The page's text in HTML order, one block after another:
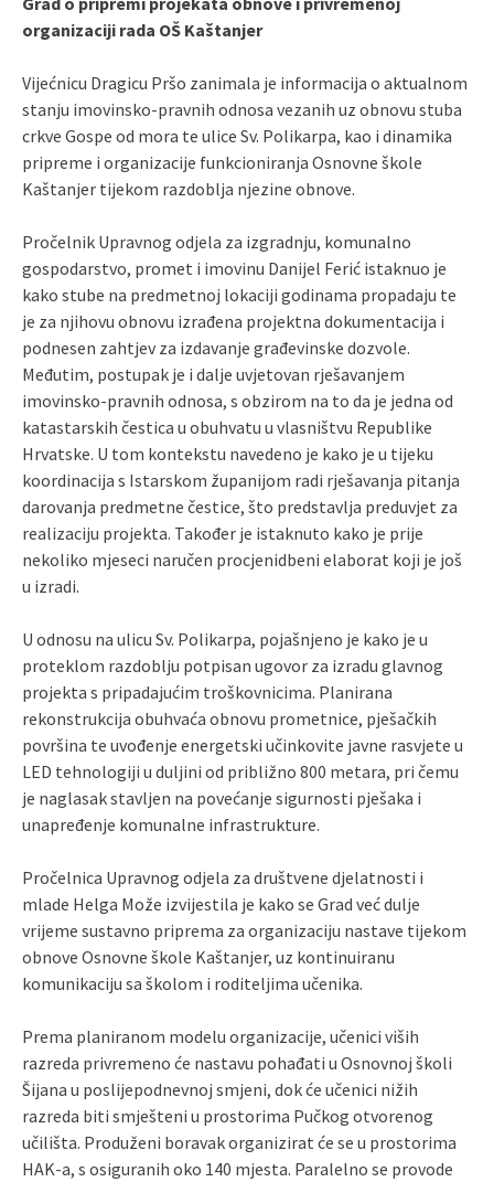
organizaciji rada OŠ Kaštanjer
Vijećnicu Dragicu Pršo zanimala je informacija o aktualnom
stanju imovinsko-pravnih odnosa vezanih uz obnovu stuba
crkve Gospe od mora te ulice Sv. Polikarpa, kao i dinamika
pripreme i organizacije funkcioniranja Osnovne škole
Kaštanjer tijekom razdoblja njezine obnove.
Pročelnik Upravnog odjela za izgradnju, komunalno
gospodarstvo, promet i imovinu Danijel Ferić istaknuo je
kako stube na predmetnoj lokaciji godinama propadaju te
je za njihovu obnovu izrađena projektna dokumentacija i
podnesen zahtjev za izdavanje građevinske dozvole.
Međutim, postupak je i dalje uvjetovan rješavanjem
imovinsko-pravnih odnosa, s obzirom na to da je jedna od
katastarskih čestica u obuhvatu u vlasništvu Republike
Hrvatske. U tom kontekstu navedeno je kako je u tijeku
koordinacija s Istarskom županijom radi rješavanja pitanja
darovanja predmetne čestice, što predstavlja preduvjet za
realizaciju projekta. Također je istaknuto kako je prije
nekoliko mjeseci naručen procjenidbeni elaborat koji je još
u izradi.
U odnosu na ulicu Sv. Polikarpa, pojašnjeno je kako je u
proteklom razdoblju potpisan ugovor za izradu glavnog
projekta s pripadajućim troškovnicima. Planirana
rekonstrukcija obuhvaća obnovu prometnice, pješačkih
površina te uvođenje energetski učinkovite javne rasvjete u
LED tehnologiji u duljini od približno 800 metara, pri čemu
je naglasak stavljen na povećanje sigurnosti pješaka i
unapređenje komunalne infrastrukture.
Pročelnica Upravnog odjela za društvene djelatnosti i
mlade Helga Može izvijestila je kako se Grad već dulje
vrijeme sustavno priprema za organizaciju nastave tijekom
obnove Osnovne škole Kaštanjer, uz kontinuiranu
komunikaciju sa školom i roditeljima učenika.
Prema planiranom modelu organizacije, učenici viših
razreda privremeno će nastavu pohađati u Osnovnoj školi
Šijana u poslijepodnevnoj smjeni, dok će učenici nižih
razreda biti smješteni u prostorima Pučkog otvorenog
učilišta. Produženi boravak organizirat će se u prostorima
HAK-a, s osiguranih oko 140 mjesta. Paralelno se provode